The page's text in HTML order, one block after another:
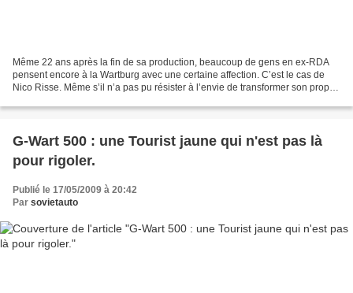
Même 22 ans après la fin de sa production, beaucoup de gens en ex-RDA
pensent encore à la Wartburg avec une certaine affection. C’est le cas de
Nico Risse. Même s’il n’a pas pu résister à l’envie de transformer son propre
G-Wart 500 : une Tourist jaune qui n'est pas là
pour rigoler.
Publié le 17/05/2009 à 20:42
Par sovietauto